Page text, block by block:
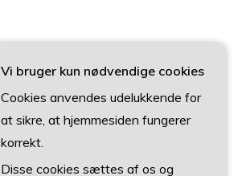
Vi bruger kun nødvendige cookies
Cookies anvendes udelukkende for
at sikre, at hjemmesiden fungerer
korrekt.
Disse cookies sættes af os og